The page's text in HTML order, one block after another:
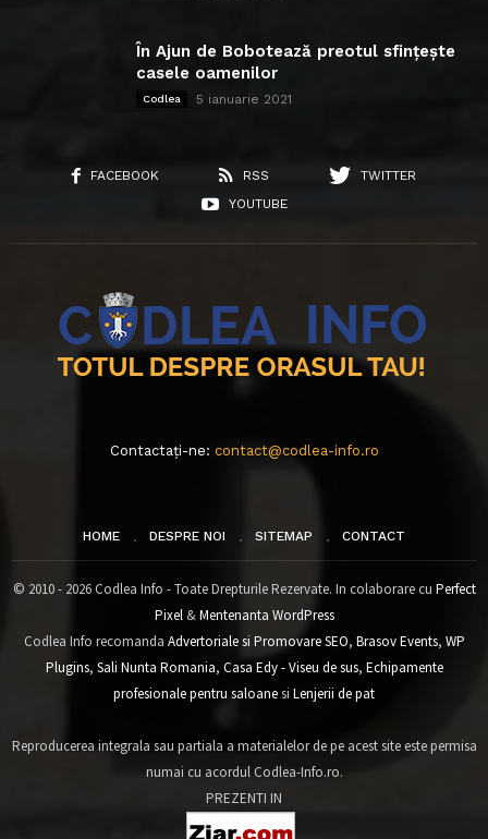
În Ajun de Bobotează preotul sfințește
casele oamenilor
Codlea 5 ianuarie 2021
FACEBOOK RSS
TWITTER
YOUTUBE
Contactați-ne: contact@codlea-info.ro
HOME DESPRE NOI SITEMAP CONTACT
© 2010 - 2026 Codlea Info - Toate Drepturile Rezervate. In colaborare cu Perfect
Pixel&Mentenanta WordPress
Codlea Info recomanda Advertoriale si Promovare SEO, Brasov Events, WP
Plugins, Sali Nunta Romania, Casa Edy - Viseu de sus, Echipamente
profesionale pentru saloanesi Lenjerii de pat
Reproducerea integrala sau partiala a materialelor de pe acest site este permisa
numai cu acordul Codlea-Info.ro.
PREZENTI IN